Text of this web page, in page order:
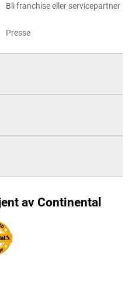
Bli franchise eller servicepartner
Presse
av Continental